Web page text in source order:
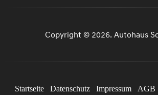
Copyright © 2026. Autohaus
Startseite Datenschutz Impressum AGB